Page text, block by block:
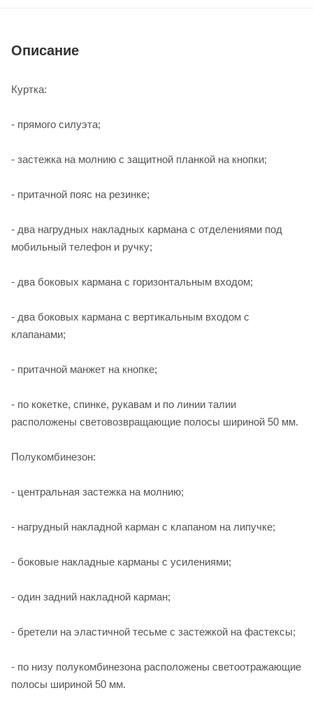
Описание
Куртка:
- прямого силуэта;
- застежка на молнию с защитной планкой на кнопки;
- притачной пояс на резинке;
- два нагрудных накладных кармана с отделениями под
мобильный телефон и ручку;
- два боковых кармана с горизонтальным входом;
- два боковых кармана с вертикальным входом с
клапанами;
- притачной манжет на кнопке;
- по кокетке, спинке, рукавам и по линии талии
расположены световозвращающие полосы шириной 50 мм.
Полукомбинезон:
- центральная застежка на молнию;
- нагрудный накладной карман с клапаном на липучке;
- боковые накладные карманы с усилениями;
- один задний накладной карман;
- бретели на эластичной тесьме с застежкой на фастексы;
- по низу полукомбинезона расположены светоотражающие
полосы шириной 50 мм.